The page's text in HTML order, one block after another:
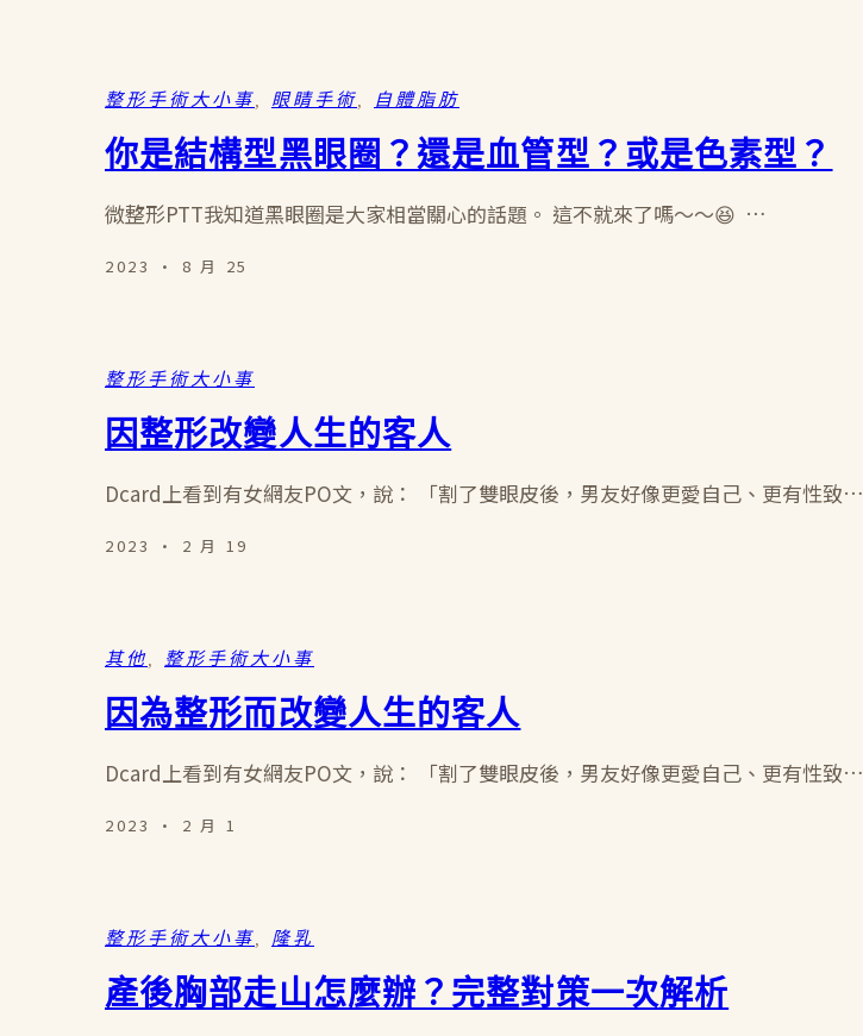
整形手術大小事 眼睛手術 自體脂肪
你是結構型黑眼圈？還是血管型？或是色素型？
微整形PTT我知道黑眼圈是大家相當關心的話題。 這不就來了嗎～～😆 …
2023 · 8 月 25
整形手術大小事
因整形改變人生的客人
Dcard上看到有女網友PO文，說： 「割了雙眼皮後，男友好像更愛自己、更有性致…
2023 · 2 月 19
其他 整形手術大小事
因為整形而改變人生的客人
Dcard上看到有女網友PO文，說： 「割了雙眼皮後，男友好像更愛自己、更有性致…
2023 · 2 月 1
整形手術大小事 隆乳
產後胸部走山怎麼辦？完整對策一次解析